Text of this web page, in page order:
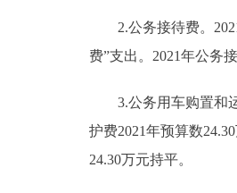
2.公务接待费。2021
费”支出。2021年公务
3.公务用车购置和运
护费2021年预算数
24.30万元持平。